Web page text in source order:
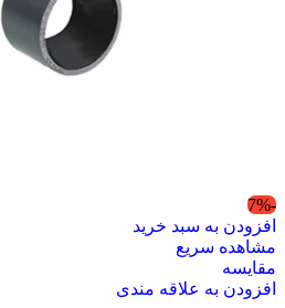
-7%
افزودن به سبد خرید
مشاهده سریع
مقایسه
افزودن به علاقه مندی